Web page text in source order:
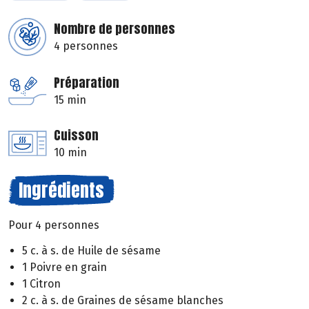
Nombre de personnes
4 personnes
Préparation
15 min
Cuisson
10 min
Ingrédients
Pour 4 personnes
5 c. à s. de Huile de sésame
1 Poivre en grain
1 Citron
2 c. à s. de Graines de sésame blanches